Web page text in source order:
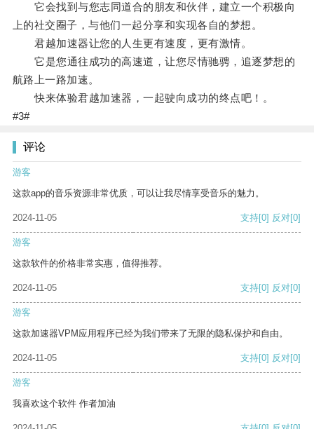
它会找到与您志同道合的朋友和伙伴，建立一个积极向
上的社交圈子，与他们一起分享和实现各自的梦想。
君越加速器让您的人生更有速度，更有激情。
它是您通往成功的高速道，让您尽情驰骋，追逐梦想的
航路上一路加速。
快来体验君越加速器，一起驶向成功的终点吧！。
#3#
评论
游客
这款app的音乐资源非常优质，可以让我尽情享受音乐的魅力。
2024-11-05 支持[0] 反对[0]
游客
这款软件的价格非常实惠，值得推荐。
2024-11-05 支持[0] 反对[0]
游客
这款加速器VPM应用程序已经为我们带来了无限的隐私保护和自由。
2024-11-05 支持[0] 反对[0]
游客
我喜欢这个软件 作者加油